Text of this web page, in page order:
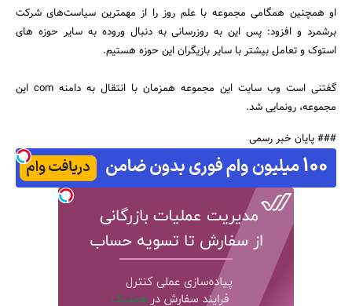
او همچنین همگامی مجموعه با علم روز را از مهمترین سیاست‌های شرکت
برشمرد و افزود: پس این به روزرسانی به دنبال وروده به سایر حوزه های
استوک و تعامل بیشتر با سایر بازیگران این حوزه هستیم.
گفتنی است وب سایت این مجموعه همزمان با انتقال به دامنه com این
مجموعه، رونمایی شد.
### پایان خبر رسمی